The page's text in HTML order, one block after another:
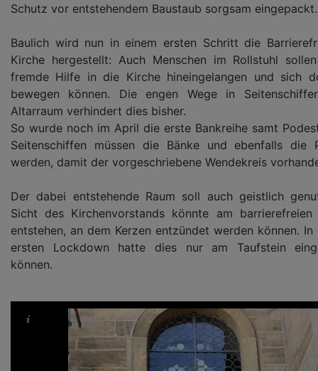
Schutz vor entstehendem Baustaub sorgsam eingepackt.
Baulich wird nun in einem ersten Schritt die
Kirche hergestellt: Auch Menschen im Rollstuhl
fremde Hilfe in die Kirche hineingelangen und sich
bewegen können. Die engen Wege in
Altarraum verhindert dies bisher.
So wurde noch im April die erste Bankreihe samt
Seitenschiffen müssen die Bänke und ebenfalls die
werden, damit der vorgeschriebene Wendekreis
Der dabei entstehende Raum soll auch geistlich
Sicht des Kirchenvorstands könnte am
entstehen, an dem Kerzen entzündet werden können. In
ersten Lockdown hatte dies nur am Taufstein
können.